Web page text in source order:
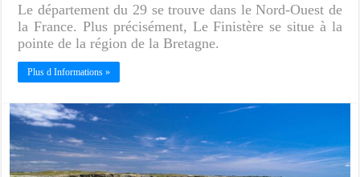
Le département du 29 se trouve dans le Nord-Ouest de
la France. Plus précisément, Le Finistère se situe à la
pointe de la région de la Bretagne.
Plus d Informations »